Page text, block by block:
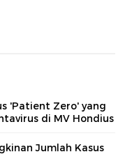
'Patient Zero' yang
di MV Hondius
Jumlah Kasus